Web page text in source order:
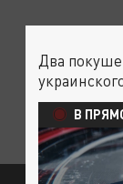
Два
В